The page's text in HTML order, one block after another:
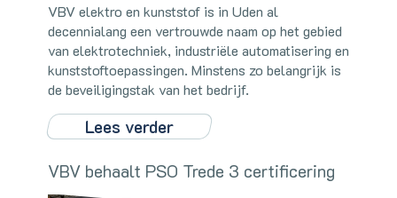
VBV elektro en kunststof is in Uden al
decennialang een vertrouwde naam op het gebied
van elektrotechniek, industriële automatisering en
kunststoftoepassingen. Minstens zo belangrijk is
de beveiligingstak van het bedrijf.
Lees verder
VBV behaalt PSO Trede 3 certificering